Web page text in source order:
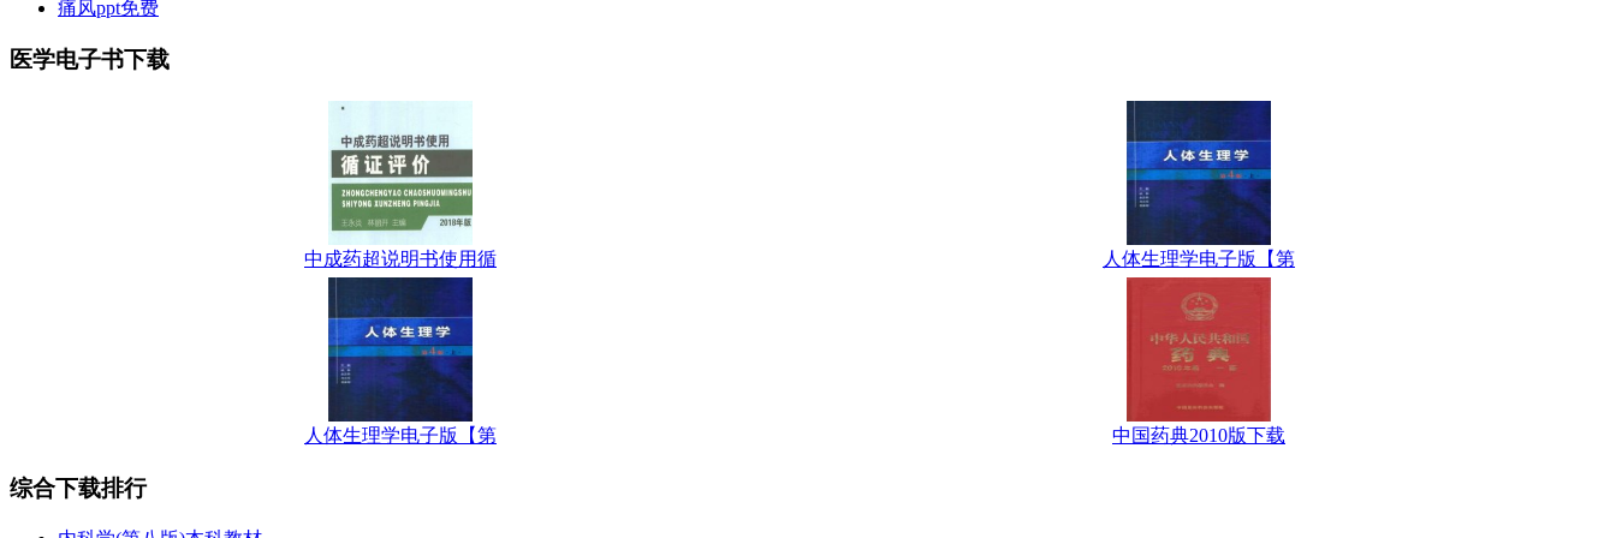
痛风ppt免费
医学电子书下载
中成药超说明书使用循 人体生理学电子版【第
人体生理学电子版【第 中国药典2010版下载
综合下载排行